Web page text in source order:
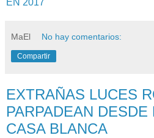
EN 2017
MaEl No hay comentarios:
Compartir
EXTRAÑAS LUCES
PARPADEAN
CASA BLANCA